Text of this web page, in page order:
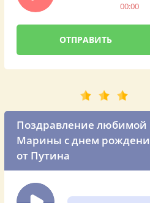
00:00
Поздравление любимой
Марины с днем
от Путина